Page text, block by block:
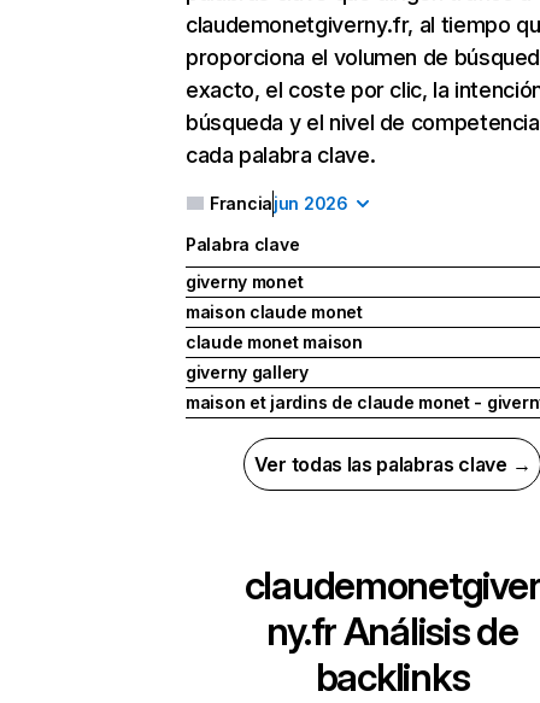
claudemonetgiverny.fr, al tiempo
proporciona el volumen de
exacto, el coste por clic, la
búsqueda y el nivel de
cada palabra clave.
Franciajun 2026
Palabra clave
giverny monet
maison claude monet
claude monet maison
giverny gallery
maison et jardins de claude monet -
Ver todas las palabras clave →
claudemonetgiver
ny.frAnálisis de
backlinks